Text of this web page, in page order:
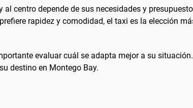
centro depende de sus necesidades y
rapidez y comodidad, el taxi es la elección
evaluar cuál se adapta mejor a su
destino en Montego Bay.